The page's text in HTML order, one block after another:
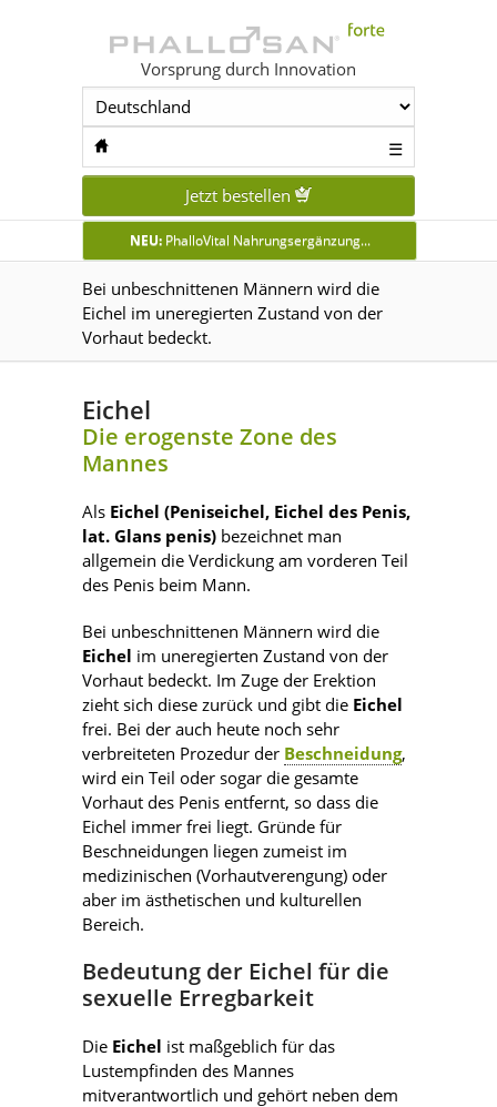
Vorsprung durch Innovation
☰
Jetzt bestellen
NEU: PhalloVital Nahrungsergänzung...
Bei unbeschnittenen Männern wird die
Eichel im uneregierten Zustand von der
Vorhaut bedeckt.
Eichel
Die erogenste Zone des
Mannes
Als Eichel (Peniseichel, Eichel des Penis,
lat. Glans penis) bezeichnet man
allgemein die Verdickung am vorderen Teil
des Penis beim Mann.
Bei unbeschnittenen Männern wird die
Eichel im uneregierten Zustand von der
Vorhaut bedeckt. Im Zuge der Erektion
zieht sich diese zurück und gibt die Eichel
frei. Bei der auch heute noch sehr
verbreiteten Prozedur der Beschneidung,
wird ein Teil oder sogar die gesamte
Vorhaut des Penis entfernt, so dass die
Eichel immer frei liegt. Gründe für
Beschneidungen liegen zumeist im
medizinischen (Vorhautverengung) oder
aber im ästhetischen und kulturellen
Bereich.
Bedeutung der Eichel für die
sexuelle Erregbarkeit
Die Eichel ist maßgeblich für das
Lustempfinden des Mannes
mitverantwortlich und gehört neben dem